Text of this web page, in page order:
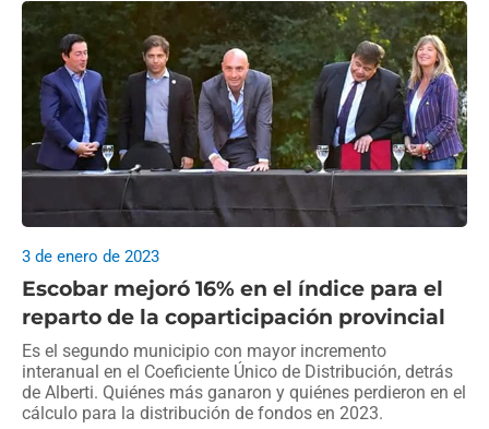
Escobar mejoró 16% en el índice para el
reparto de la coparticipación provincial
3 de enero de 2023
Es el segundo municipio con mayor incremento
interanual en el Coeficiente Único de Distribución, detrás
de Alberti. Quiénes más ganaron y quiénes perdieron en el
cálculo para la distribución de fondos en 2023.